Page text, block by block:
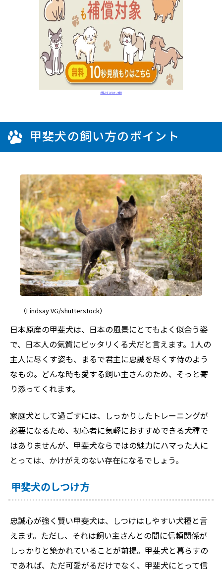
甲斐犬の飼い方のポイント
（Lindsay VG/shutterstock）
日本原産の甲斐犬は、日本の風景にとてもよく似合う姿
で、日本人の気質にピッタリくる犬だと言えます。1人の
主人に尽くす姿も、まるで君主に忠誠を尽くす侍のよう
なもの。どんな時も愛する飼い主さんのため、そっと寄
り添ってくれます。
家庭犬として過ごすには、しっかりしたトレーニングが
必要になるため、初心者に気軽におすすめできる犬種で
はありませんが、甲斐犬ならではの魅力にハマった人に
とっては、かけがえのない存在になるでしょう。
甲斐犬のしつけ方
忠誠心が強く賢い甲斐犬は、しつけはしやすい犬種と言
えます。ただし、それは飼い主さんとの間に信頼関係が
しっかりと築かれていることが前提。甲斐犬と暮らすの
であれば、ただ可愛がるだけでなく、甲斐犬にとって信